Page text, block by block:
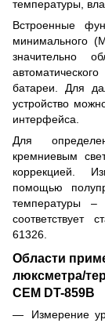
температуры,
Встроенные
минимального
значительно
батареи. Для
устройство
интерфейса.
Для
кремниевым
коррекцией.
помощью
температуры –
61326.
Области
люксметра/
CEM DT-859B
Измерение